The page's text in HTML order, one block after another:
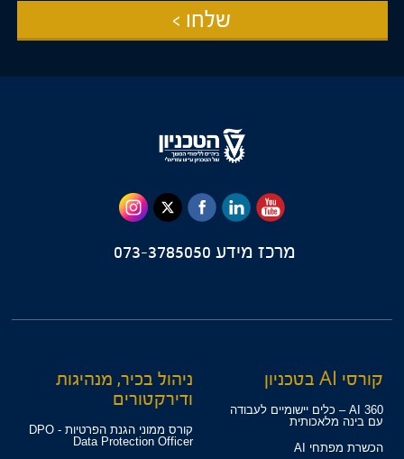
שלחו >
מרכז מידע
קורסי AI בטכניון
360 AI – כלים יישומיים לעבודה
עם בינה מלאכותית
הכשרת מפתחי AI
ניהול בכיר, מנהיגות
ודירקטורים
קורס ממוני הגנת הפרטיות - DPO
Data Protection Officer